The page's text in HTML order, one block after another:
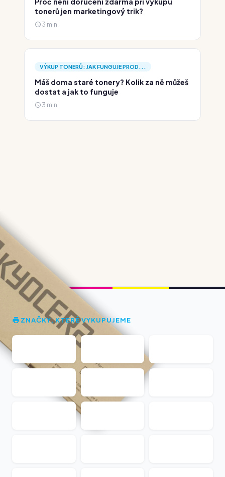
tonerů jen marketingový trik?
3 min.
VÝKUP TONERŮ: JAK FUNGUJE PROD...
Máš doma staré tonery? Kolik za ně můžeš
dostat a jak to funguje
3 min.
ZNAČKY, KTERÉ VYKUPUJEME